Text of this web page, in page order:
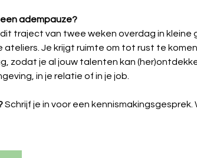
adempauze?
traject van twee weken overdag in
Je krijgt ruimte om tot rust te
zodat je al jouw talenten kan
in je relatie of in je job.
Schrijf je in voor een